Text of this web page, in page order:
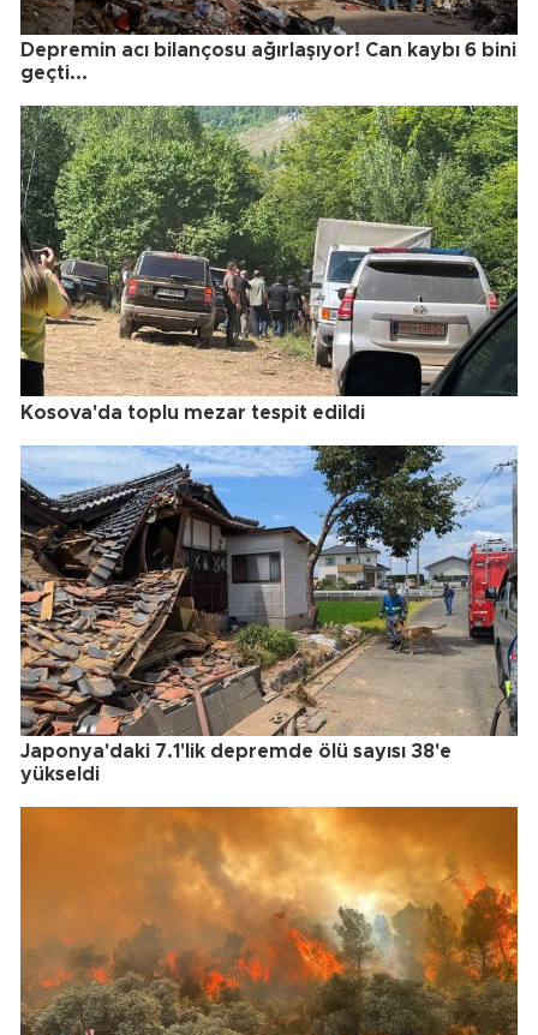
Depremin acı bilançosu ağırlaşıyor! Can kaybı 6 bini
geçti...
Kosova'da toplu mezar tespit edildi
Japonya'daki 7.1'lik depremde ölü sayısı 38'e
yükseldi